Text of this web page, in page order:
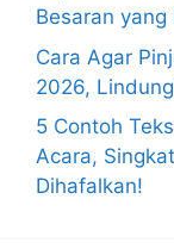
Besaran yang
Cara Agar
2026,
5 Contoh
Acara,
Dihafalkan!